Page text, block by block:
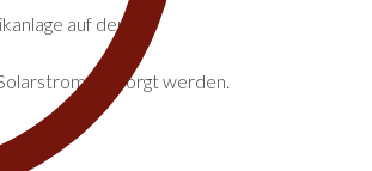
auf der
versorgt werden.